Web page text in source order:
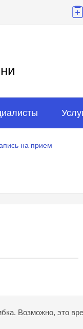
на прием
Возможно, это